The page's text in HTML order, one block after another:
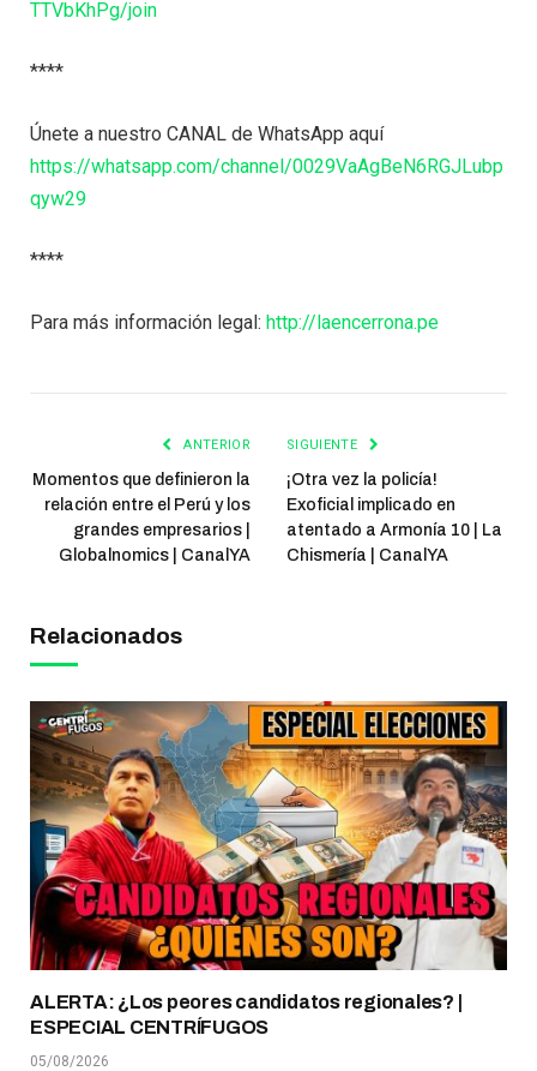
TTVbKhPg/join
****
Únete a nuestro CANAL de WhatsApp aquí
https://whatsapp.com/channel/0029VaAgBeN6RGJLubp
qyw29
****
Para más información legal: http://laencerrona.pe
ANTERIOR
Momentos que definieron la
relación entre el Perú y los
grandes empresarios |
Globalnomics | CanalYA
SIGUIENTE
¡Otra vez la policía!
Exoficial implicado en
atentado a Armonía 10 | La
Chismería | CanalYA
Relacionados
ALERTA: ¿Los peores candidatos regionales? |
ESPECIAL CENTRÍFUGOS
05/08/2026